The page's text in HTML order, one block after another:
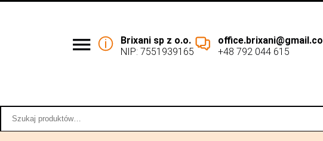
Brixani sp z o.o.
NIP: 7551939165
+48 792 044 615